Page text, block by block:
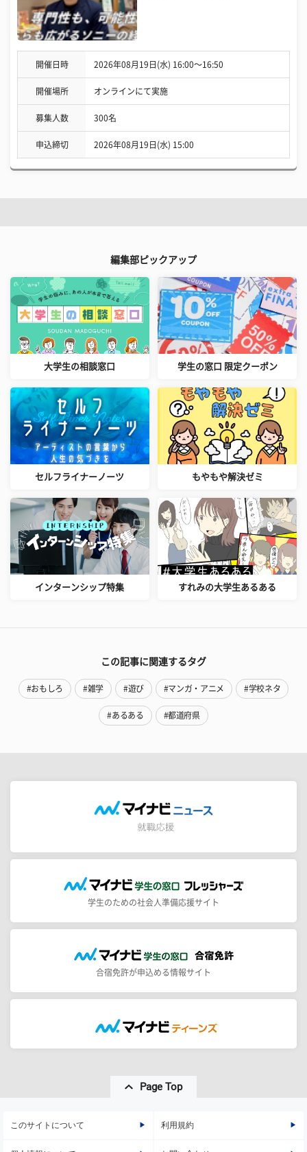
開催日時 2026年08月19日(水) 16:00〜16:50
開催場所 オンラインにて実施
募集人数 300名
申込締切 2026年08月19日(水) 15:00
編集部ピックアップ
大学生の相談窓口 学生の窓口 限定クーポン
セルフライナーノーツ もやもや解決ゼミ
インターンシップ特集 すれみの大学生あるある
この記事に関連するタグ
#おもしろ #雑学 #遊び #マンガ・アニメ #学校ネタ
#あるある #都道府県
学生のための社会人準備応援サイト
合宿免許が申込める情報サイト
Page Top
このサイトについて 利用規約